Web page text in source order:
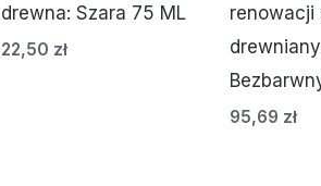
drewna: Szara 75 ML
22,50 zł
renowacji
95,69 zł